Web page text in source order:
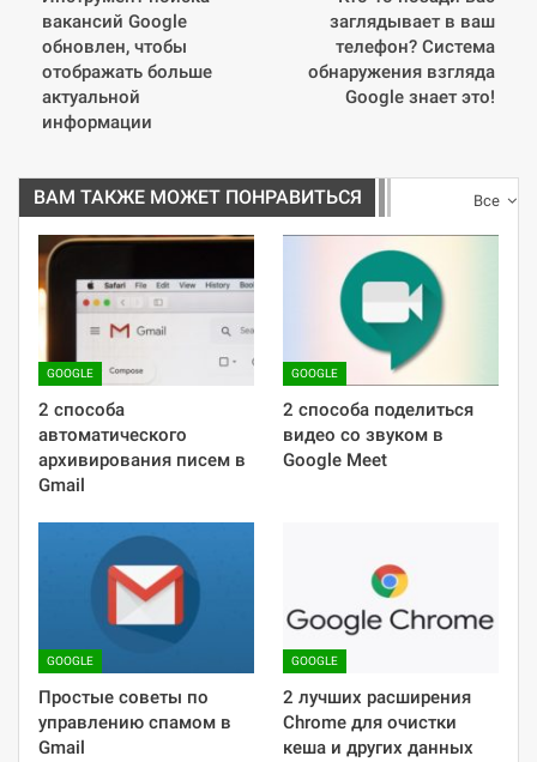
вакансий Google
обновлен, чтобы
отображать больше
актуальной
информации
заглядывает в ваш
телефон? Система
обнаружения взгляда
Google знает это!
Все
ВАМ ТАКЖЕ МОЖЕТ ПОНРАВИТЬСЯ
GOOGLE
2 способа
автоматического
архивирования писем в
Gmail
GOOGLE
2 способа поделиться
видео со звуком в
Google Meet
GOOGLE
Простые советы по
управлению спамом в
Gmail
GOOGLE
2 лучших расширения
Chrome для очистки
кеша и других данных